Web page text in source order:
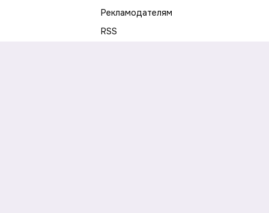
Рекламодателям
RSS